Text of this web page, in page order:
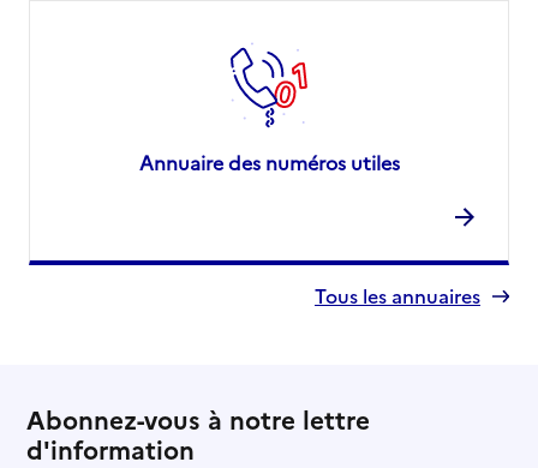
Annuaire des numéros utiles
Tous les annuaires
Abonnez-vous à notre lettre
d'information